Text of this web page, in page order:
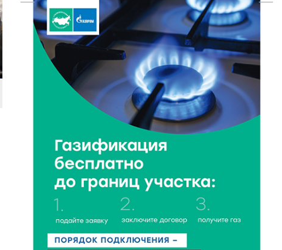
365
Забота о пациентах и врачах: в ГКБ №7 стало ещё
комфортнее
6 Авг 2026 18:18 312
Большие деньги для большой модернизации
тверских заводов
«Дух больших побед»: глава спорткомитета оценил
состояние СШОР по гребле в Твери
6 Авг 2026 17:01 275
День рождения Светофора: в детском саду № 6